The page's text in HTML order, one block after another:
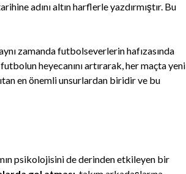
adını altın harflerle yazdırmıştır. Bu
zamanda futbolseverlerin hafızasında
heyecanını artırarak, her maçta yeni
en önemli unsurlardan biridir ve bu
psikolojisini de derinden etkileyen bir